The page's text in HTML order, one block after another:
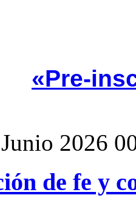
«Pre-
2026
de fe y